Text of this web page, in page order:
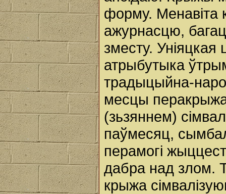
форму. Менавіта
ажурнасцю,
зместу. Уніяцкая
атрыбутыка
традыцыйна-
месцы
(зьзяннем)
паўмесяц,
перамогі
дабра над злом.
крыжа